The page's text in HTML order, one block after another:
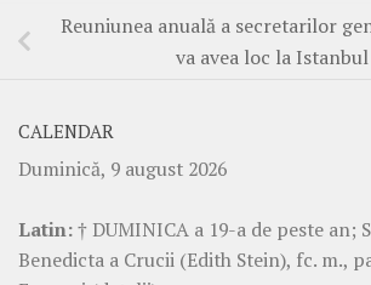
Reuniunea anuală a secretarilor
va avea loc la Istanbul
CALENDAR
Duminică, 9 august 2026
Latin:† DUMINICA a 19-a de peste an;
Benedicta a Crucii (Edith Stein), fc. m.,